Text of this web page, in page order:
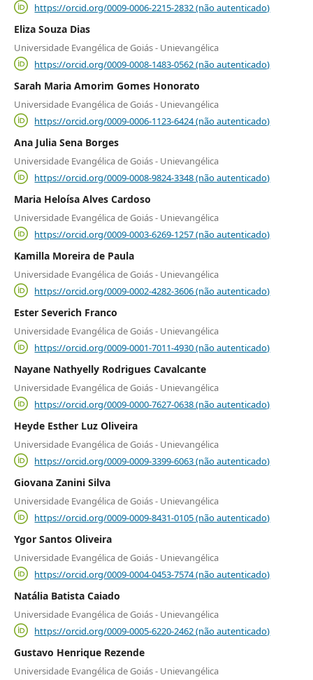
https://orcid.org/0009-0006-2215-2832 (não autenticado)
Eliza Souza Dias
Universidade Evangélica de Goiás - Unievangélica
https://orcid.org/0009-0008-1483-0562 (não autenticado)
Sarah Maria Amorim Gomes Honorato
Universidade Evangélica de Goiás - Unievangélica
https://orcid.org/0009-0006-1123-6424 (não autenticado)
Ana Julia Sena Borges
Universidade Evangélica de Goiás - Unievangélica
https://orcid.org/0009-0008-9824-3348 (não autenticado)
Maria Heloísa Alves Cardoso
Universidade Evangélica de Goiás - Unievangélica
https://orcid.org/0009-0003-6269-1257 (não autenticado)
Kamilla Moreira de Paula
Universidade Evangélica de Goiás - Unievangélica
https://orcid.org/0009-0002-4282-3606 (não autenticado)
Ester Severich Franco
Universidade Evangélica de Goiás - Unievangélica
https://orcid.org/0009-0001-7011-4930 (não autenticado)
Nayane Nathyelly Rodrigues Cavalcante
Universidade Evangélica de Goiás - Unievangélica
https://orcid.org/0009-0000-7627-0638 (não autenticado)
Heyde Esther Luz Oliveira
Universidade Evangélica de Goiás - Unievangélica
https://orcid.org/0009-0009-3399-6063 (não autenticado)
Giovana Zanini Silva
Universidade Evangélica de Goiás - Unievangélica
https://orcid.org/0009-0009-8431-0105 (não autenticado)
Ygor Santos Oliveira
Universidade Evangélica de Goiás - Unievangélica
https://orcid.org/0009-0004-0453-7574 (não autenticado)
Natália Batista Caiado
Universidade Evangélica de Goiás - Unievangélica
https://orcid.org/0009-0005-6220-2462 (não autenticado)
Gustavo Henrique Rezende
Universidade Evangélica de Goiás - Unievangélica